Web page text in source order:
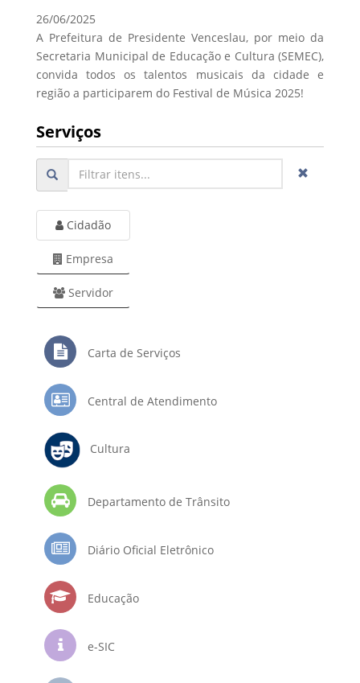
26/06/2025
A Prefeitura de Presidente Venceslau, por meio da
Secretaria Municipal de Educação e Cultura (SEMEC),
convida todos os talentos musicais da cidade e
região a participarem do Festival de Música 2025!
Serviços
Cidadão
Empresa
Servidor
Carta de Serviços
Central de Atendimento
Cultura
Departamento de Trânsito
Diário Oficial Eletrônico
Educação
e-SIC